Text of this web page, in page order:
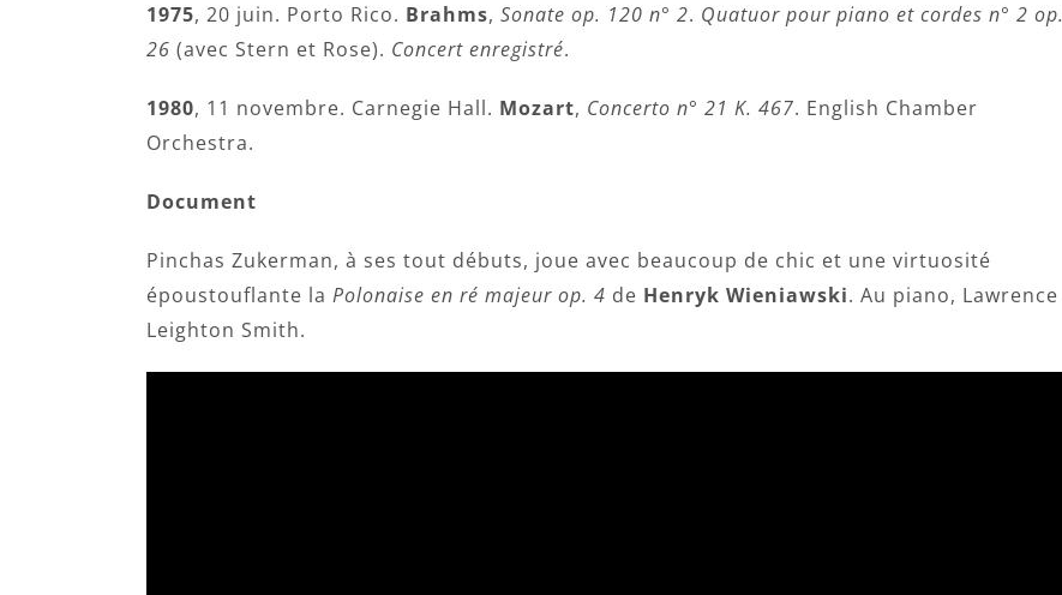
1975, 20 juin. Porto Rico. Brahms, Sonate op. 120 n° 2. Quatuor pour piano et cordes n° 2 op.
26 (avec Stern et Rose). Concert enregistré.
1980, 11 novembre. Carnegie Hall. Mozart, Concerto n° 21 K. 467. English Chamber
Orchestra.
Document
Pinchas Zukerman, à ses tout débuts, joue avec beaucoup de chic et une virtuosité
époustouflante la Polonaise en ré majeur op. 4 de Henryk Wieniawski. Au piano, Lawrence
Leighton Smith.